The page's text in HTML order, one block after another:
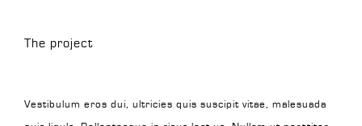
The project
Vestibulum eros dui, ultricies quis suscipit vitae, malesuada